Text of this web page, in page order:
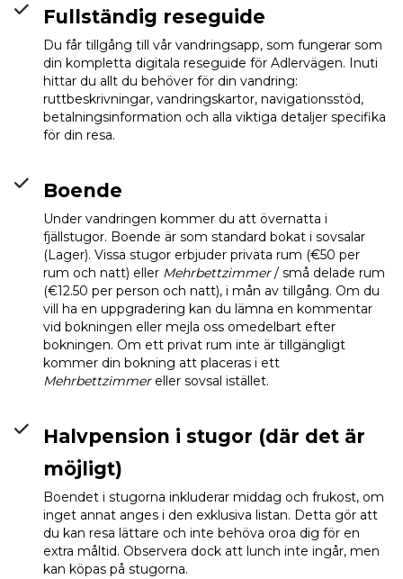
Fullständig reseguide
Du får tillgång till vår vandringsapp, som fungerar som
din kompletta digitala reseguide för Adlervägen. Inuti
hittar du allt du behöver för din vandring:
ruttbeskrivningar, vandringskartor, navigationsstöd,
betalningsinformation och alla viktiga detaljer specifika
för din resa.
Boende
Under vandringen kommer du att övernatta i
fjällstugor. Boende är som standard bokat i sovsalar
(Lager). Vissa stugor erbjuder privata rum (€50 per
rum och natt) eller Mehrbettzimmer/ små delade rum
(€12.50 per person och natt), i mån av tillgång. Om du
vill ha en uppgradering kan du lämna en kommentar
vid bokningen eller mejla oss omedelbart efter
bokningen. Om ett privat rum inte är tillgängligt
kommer din bokning att placeras i ett
Mehrbettzimmereller sovsal istället.
Halvpension i stugor (där det är
möjligt)
Boendet i stugorna inkluderar middag och frukost, om
inget annat anges i den exklusiva listan. Detta gör att
du kan resa lättare och inte behöva oroa dig för en
extra måltid. Observera dock att lunch inte ingår, men
kan köpas på stugorna.